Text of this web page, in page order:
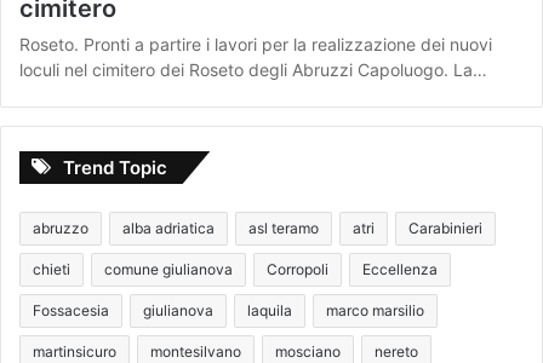
cimitero
Roseto. Pronti a partire i lavori per la realizzazione dei nuovi
loculi nel cimitero dei Roseto degli Abruzzi Capoluogo. La…
Trend Topic
abruzzo alba adriatica asl teramo atri Carabinieri
chieti comune giulianova Corropoli Eccellenza
Fossacesia giulianova laquila marco marsilio
martinsicuro montesilvano mosciano nereto